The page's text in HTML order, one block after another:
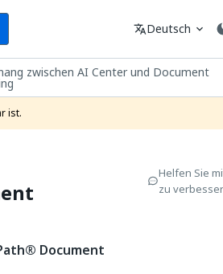
Sprache
translateDeutsch expand_more
zwischen AI Center und Document
ist.
Document
Helfen Sie
zu